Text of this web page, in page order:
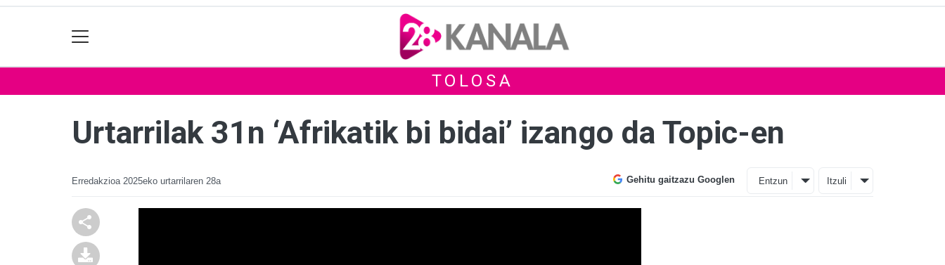
TOLOSA
Urtarrilak 31n ‘Afrikatik bi bidai’ izango da Topic-en
Erredakzioa 2025eko urtarrilaren 28a Gehitu gaitzazu Googlen Entzun Itzuli